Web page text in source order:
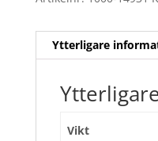
Ytterligare
Vikt